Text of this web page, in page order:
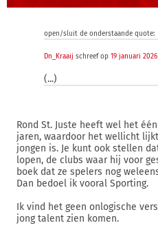
open/sluit de onderstaande quote:
Dn_Kraaij schreef op 19 januari
(...)
Rond St. Juste heeft wel het
jaren, waardoor het wellicht
jongen is. Je kunt ook stellen
lopen, de clubs waar hij voor
boek dat ze spelers nog
Dan bedoel ik vooral Sporting.
Ik vind het geen onlogische
jong talent zien komen.